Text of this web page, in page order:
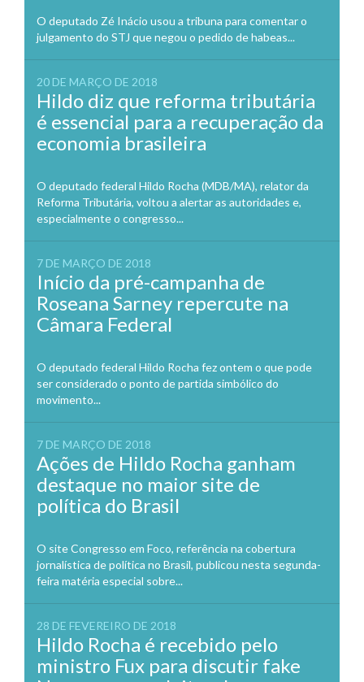
O deputado Zé Inácio usou a tribuna para comentar o
julgamento do STJ que negou o pedido de habeas...
20 DE MARÇO DE 2018
Hildo diz que reforma tributária
é essencial para a recuperação da
economia brasileira
O deputado federal Hildo Rocha (MDB/MA), relator da
Reforma Tributária, voltou a alertar as autoridades e,
especialmente o congresso...
7 DE MARÇO DE 2018
Início da pré-campanha de
Roseana Sarney repercute na
Câmara Federal
O deputado federal Hildo Rocha fez ontem o que pode
ser considerado o ponto de partida simbólico do
movimento...
7 DE MARÇO DE 2018
Ações de Hildo Rocha ganham
destaque no maior site de
política do Brasil
O site Congresso em Foco, referência na cobertura
jornalística de política no Brasil, publicou nesta segunda-
feira matéria especial sobre...
28 DE FEVEREIRO DE 2018
Hildo Rocha é recebido pelo
ministro Fux para discutir fake